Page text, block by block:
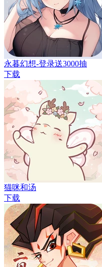
永暮幻想-登录送3000抽
下载
猫咪和汤
下载